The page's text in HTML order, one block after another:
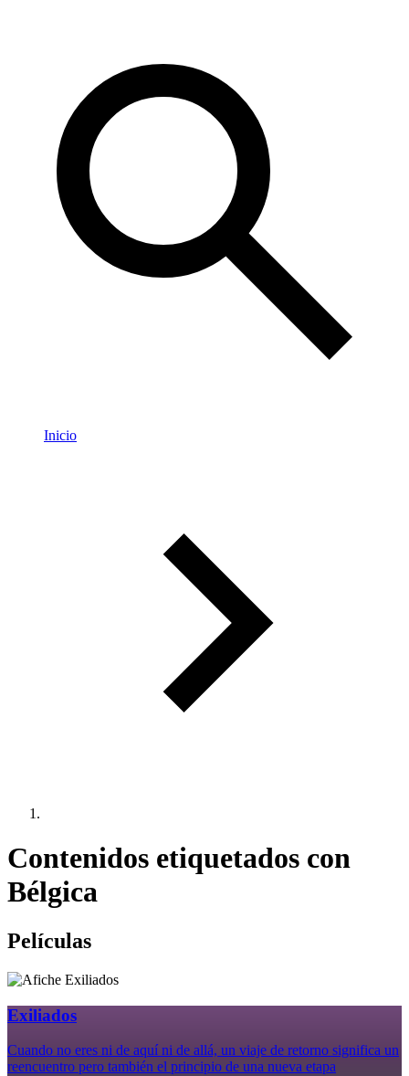
Inicio
Contenidos etiquetados con
Bélgica
Películas
Exiliados
Cuando no eres ni de aquí ni de allá, un viaje de retorno significa un
reencuentro pero también el principio de una nueva etapa